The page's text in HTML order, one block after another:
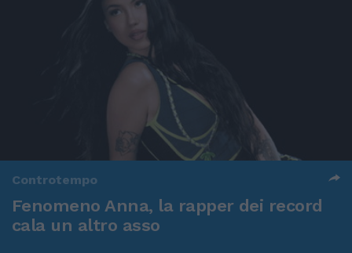
Controtempo
Fenomeno Anna, la rapper dei record
cala un altro asso